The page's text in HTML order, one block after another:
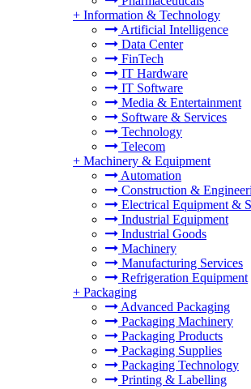
+ Information & Technology
Artificial Intelligence
Data Center
FinTech
IT Hardware
IT Software
Media & Entertainment
Software & Services
Technology
Telecom
+ Machinery & Equipment
Automation
Construction &
Electrical Equipment &
Industrial Equipment
Industrial Goods
Machinery
Manufacturing Services
Refrigeration Equipment
+ Packaging
Advanced Packaging
Packaging Machinery
Packaging Products
Packaging Supplies
Packaging Technology
Printing & Labelling